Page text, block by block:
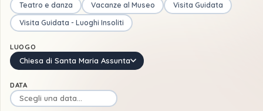
Teatro e danza
Vacanze al Museo
Visita Guidata
Visita Guidata - Luoghi Insoliti
LUOGO
Chiesa di Santa Maria Assunta
DATA